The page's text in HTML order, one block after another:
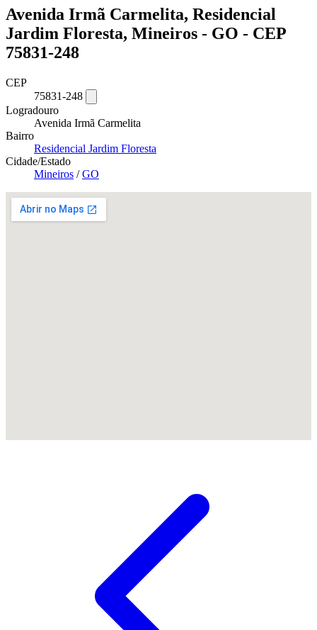
Avenida Irmã Carmelita, Residencial
Jardim Floresta, Mineiros - GO - CEP
75831-248
CEP
75831-248
Logradouro
Avenida Irmã Carmelita
Bairro
Residencial Jardim Floresta
Cidade/Estado
Mineiros /GO